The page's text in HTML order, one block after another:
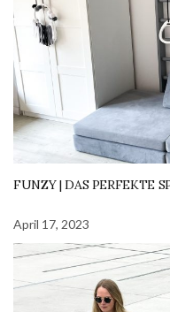
FUNZY | DAS PERFEKTE
April 17, 2023